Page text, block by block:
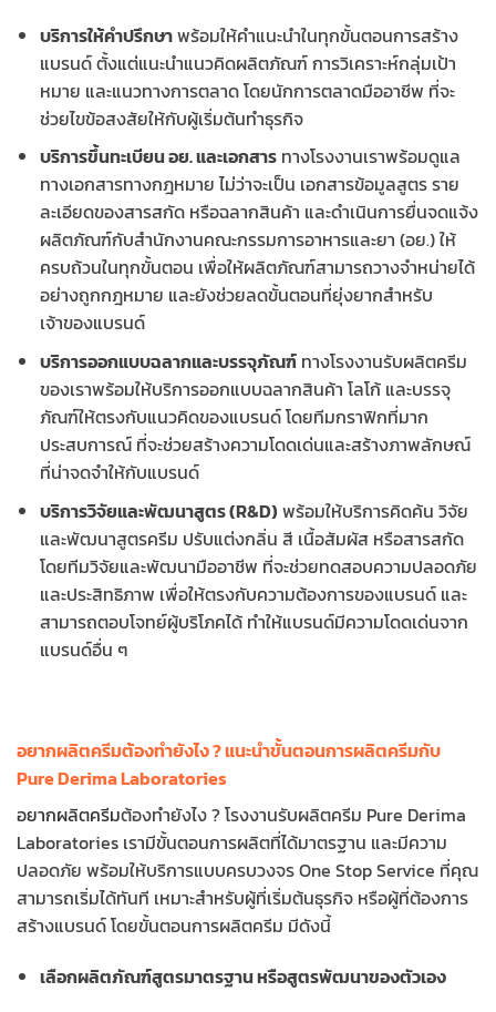
บริการให้คำปรึกษาพร้อมให้คำแนะนำในทุกขั้นตอนการสร้าง
แบรนด์ ตั้งแต่แนะนำแนวคิดผลิตภัณฑ์ การวิเคราะห์กลุ่มเป้า
หมาย และแนวทางการตลาด โดยนักการตลาดมืออาชีพ ที่จะ
ช่วยไขข้อสงสัยให้กับผู้เริ่มต้นทำธุรกิจ
บริการขึ้นทะเบียน อย. และเอกสารทางโรงงานเราพร้อมดูแล
ทางเอกสารทางกฎหมาย ไม่ว่าจะเป็น เอกสารข้อมูลสูตร ราย
ละเอียดของสารสกัด หรือฉลากสินค้า และดำเนินการยื่นจดแจ้ง
ผลิตภัณฑ์กับสำนักงานคณะกรรมการอาหารและยา (อย.) ให้
ครบถ้วนในทุกขั้นตอน เพื่อให้ผลิตภัณฑ์สามารถวางจำหน่ายได้
อย่างถูกกฎหมาย และยังช่วยลดขั้นตอนที่ยุ่งยากสำหรับ
เจ้าของแบรนด์
บริการออกแบบฉลากและบรรจุภัณฑ์ทางโรงงานรับผลิตครีม
ของเราพร้อมให้บริการออกแบบฉลากสินค้า โลโก้ และบรรจุ
ภัณฑ์ให้ตรงกับแนวคิดของแบรนด์ โดยทีมกราฟิกที่มาก
ประสบการณ์ ที่จะช่วยสร้างความโดดเด่นและสร้างภาพลักษณ์
ที่น่าจดจำให้กับแบรนด์
บริการวิจัยและพัฒนาสูตร (R&D)พร้อมให้บริการคิดค้น วิจัย
และพัฒนาสูตรครีม ปรับแต่งกลิ่น สี เนื้อสัมผัส หรือสารสกัด
โดยทีมวิจัยและพัฒนามืออาชีพ ที่จะช่วยทดสอบความปลอดภัย
และประสิทธิภาพ เพื่อให้ตรงกับความต้องการของแบรนด์ และ
สามารถตอบโจทย์ผู้บริโภคได้ ทำให้แบรนด์มีความโดดเด่นจาก
แบรนด์อื่น ๆ
อยากผลิตครีมต้องทำยังไง ? แนะนำขั้นตอนการผลิตครีมกับ
Pure Derima Laboratories
อยากผลิตครีมต้องทำยังไง ? โรงงานรับผลิตครีม Pure Derima
Laboratories เรามีขั้นตอนการผลิตที่ได้มาตรฐาน และมีความ
ปลอดภัย พร้อมให้บริการแบบครบวงจร One Stop Service ที่คุณ
สามารถเริ่มได้ทันที เหมาะสำหรับผู้ที่เริ่มต้นธุรกิจ หรือผู้ที่ต้องการ
สร้างแบรนด์ โดยขั้นตอนการผลิตครีม มีดังนี้
เลือกผลิตภัณฑ์สูตรมาตรฐาน หรือสูตรพัฒนาของตัวเอง